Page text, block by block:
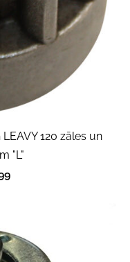
120 zāles un
"L"